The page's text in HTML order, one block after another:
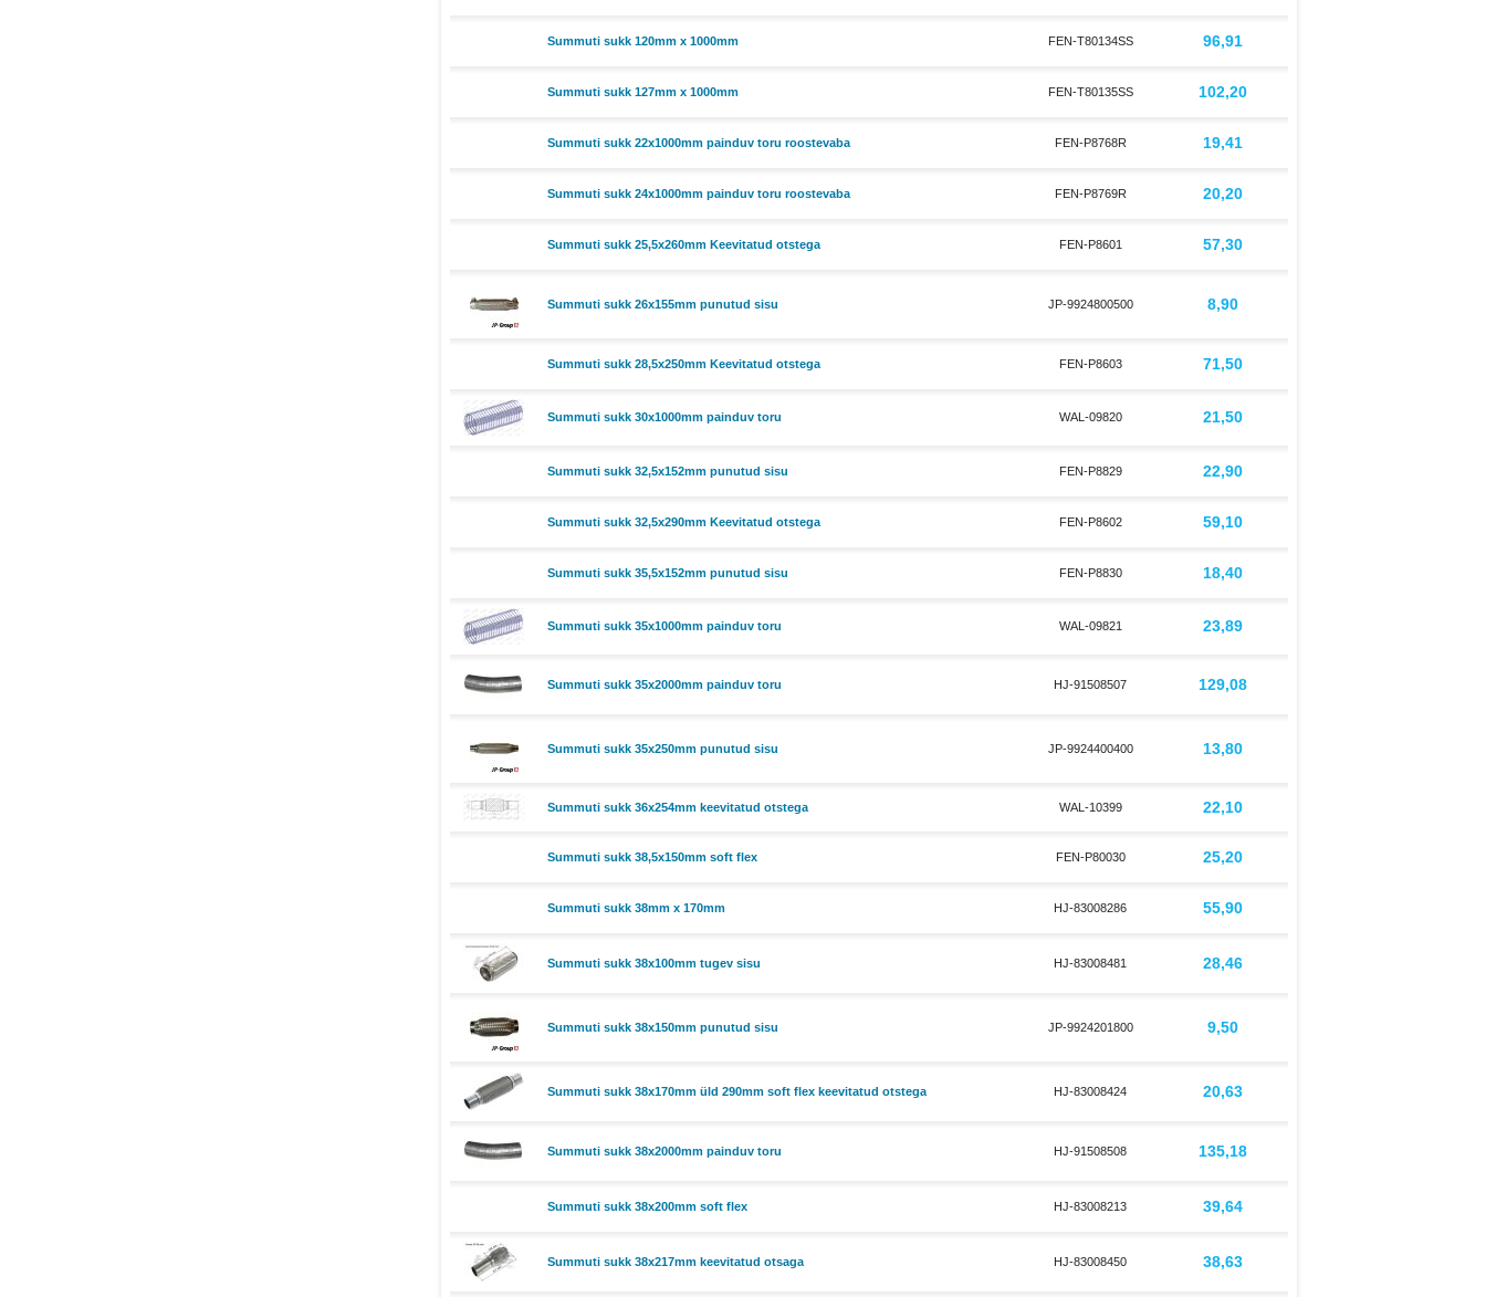
Summuti sukk 120mm x 1000mm FEN-T80134SS 96,91
Summuti sukk 127mm x 1000mm FEN-T80135SS 102,20
Summuti sukk 22x1000mm painduv toru roostevaba FEN-P8768R 19,41
Summuti sukk 24x1000mm painduv toru roostevaba FEN-P8769R 20,20
Summuti sukk 25,5x260mm Keevitatud otstega FEN-P8601 57,30
Summuti sukk 26x155mm punutud sisu JP-9924800500 8,90
Summuti sukk 28,5x250mm Keevitatud otstega FEN-P8603 71,50
Summuti sukk 30x1000mm painduv toru WAL-09820 21,50
Summuti sukk 32,5x152mm punutud sisu FEN-P8829 22,90
Summuti sukk 32,5x290mm Keevitatud otstega FEN-P8602 59,10
Summuti sukk 35,5x152mm punutud sisu FEN-P8830 18,40
Summuti sukk 35x1000mm painduv toru WAL-09821 23,89
Summuti sukk 35x2000mm painduv toru HJ-91508507 129,08
Summuti sukk 35x250mm punutud sisu JP-9924400400 13,80
Summuti sukk 36x254mm keevitatud otstega WAL-10399 22,10
Summuti sukk 38,5x150mm soft flex FEN-P80030 25,20
Summuti sukk 38mm x 170mm HJ-83008286 55,90
Summuti sukk 38x100mm tugev sisu HJ-83008481 28,46
Summuti sukk 38x150mm punutud sisu JP-9924201800 9,50
Summuti sukk 38x170mm üld 290mm soft flex keevitatud otstega HJ-83008424 20,63
Summuti sukk 38x2000mm painduv toru HJ-91508508 135,18
Summuti sukk 38x200mm soft flex HJ-83008213 39,64
Summuti sukk 38x217mm keevitatud otsaga HJ-83008450 38,63